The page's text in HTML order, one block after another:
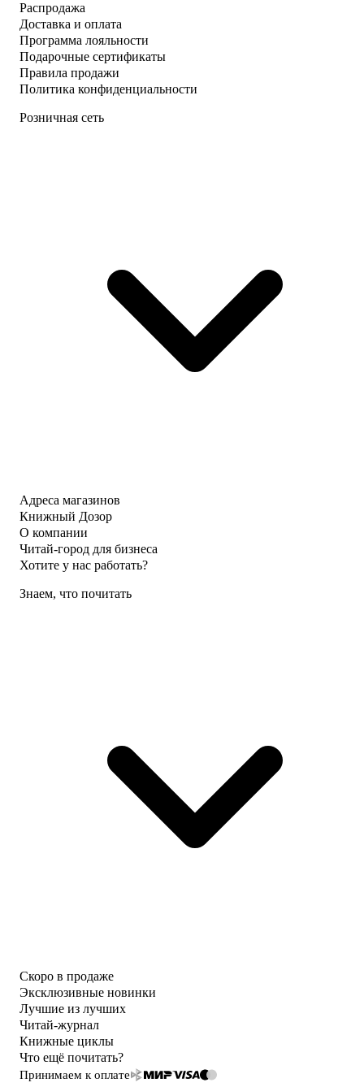
Распродажа
Доставка и оплата
Программа лояльности
Подарочные сертификаты
Правила продажи
Политика конфиденциальности
Розничная сеть
Адреса магазинов
Книжный Дозор
О компании
Читай-город для бизнеса
Хотите у нас работать?
Знаем, что почитать
Скоро в продаже
Эксклюзивные новинки
Лучшие из лучших
Читай-журнал
Книжные циклы
Что ещё почитать?
Принимаем к оплате